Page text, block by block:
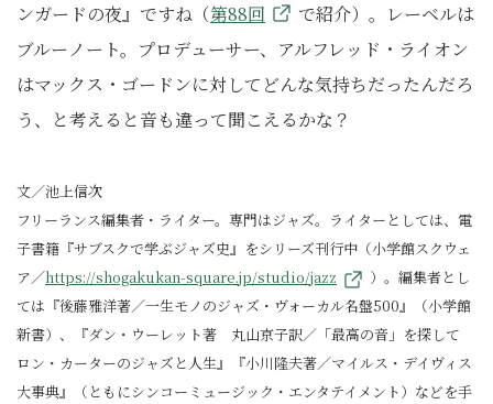
ンガードの夜』ですね（第88回
で紹介）。レーベルは
ブルーノート。プロデューサー、アルフレッド・ライオン
はマックス・ゴードンに対してどんな気持ちだったんだろ
う、と考えると音も違って聞こえるかな？
文／池上信次
フリーランス編集者・ライター。専門はジャズ。ライターとしては、電
子書籍『サブスクで学ぶジャズ史』をシリーズ刊行中（小学館スクウェ
ア／https://shogakukan-square.jp/studio/jazz
）。編集者とし
ては『後藤雅洋著／一生モノのジャズ・ヴォーカル名盤500』（小学館
新書）、『ダン・ウーレット著 丸山京子訳／「最高の音」を探して
ロン・カーターのジャズと人生』『小川隆夫著／マイルス・デイヴィス
大事典』（ともにシンコーミュージック・エンタテイメント）などを手